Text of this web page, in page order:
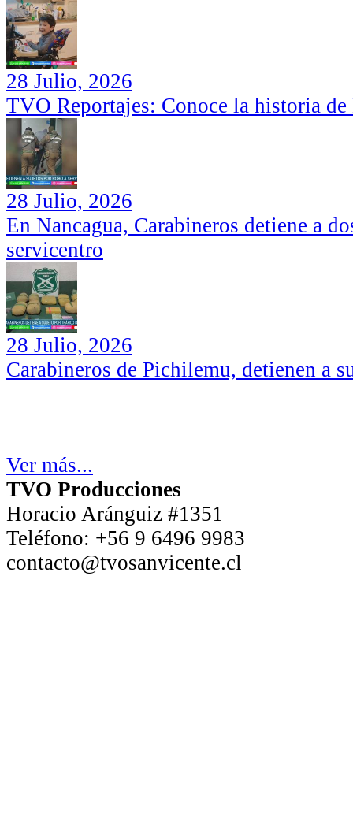
28 Julio, 2026
TVO Reportajes: Conoce la historia
28 Julio, 2026
En Nancagua, Carabineros detiene a
servicentro
28 Julio, 2026
Carabineros de Pichilemu, detienen a
Ver más...
TVO Producciones
Horacio Aránguiz #1351
Teléfono: +56 9 6496 9983
contacto@tvosanvicente.cl